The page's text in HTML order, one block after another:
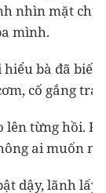
nhìn mặt
mình.
bà đã biết
cố gắng
từng hồi.
ai muốn
dậy, lãnh